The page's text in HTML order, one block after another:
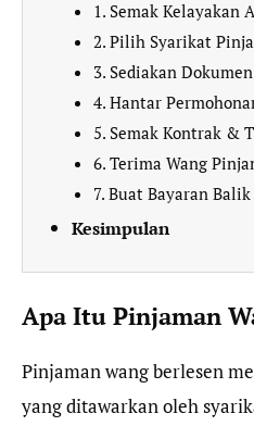
1. Semak Kelayakan
2. Pilih Syarikat
3. Sediakan
4. Hantar
5. Semak Kontrak &
6. Terima Wang
7. Buat Bayaran
Kesimpulan
Apa Itu Pinjaman
Pinjaman wang berlesen
yang ditawarkan oleh